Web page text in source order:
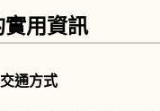
用資訊
通方式